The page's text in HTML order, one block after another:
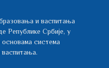
и васпитања
Републике Србије, у
система